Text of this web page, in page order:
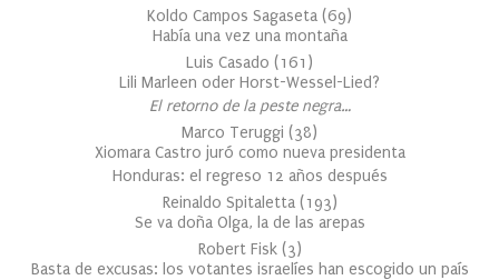
Koldo Campos Sagaseta (69)
Había una vez una montaña
Luis Casado (161 )
Lili Marleen oder Horst-Wessel-Lied?
El retorno de la peste negra…
Marco Teruggi (38)
Xiomara Castro juró como nueva presidenta
Honduras: el regreso 12 años después
Reinaldo Spitaletta (193)
Se va doña Olga, la de las arepas
Robert Fisk (3)
Basta de excusas: los votantes israelíes han escogido un país